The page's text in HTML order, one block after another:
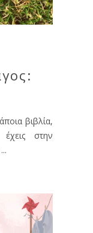
βιβλία,
στην